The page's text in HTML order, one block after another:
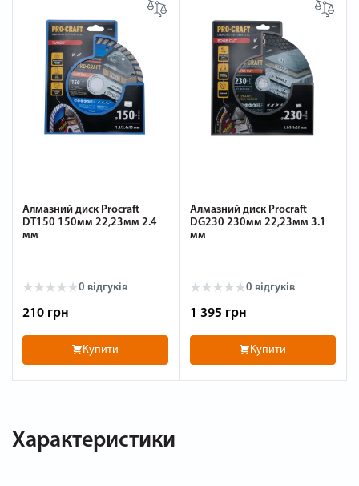
Алмазний диск Procraft
DT150 150мм 22,23мм 2.4
мм
0 відгуків
210 грн
Купити
Алмазний диск Procraft
DG230 230мм 22,23мм 3.1
мм
0 відгуків
1 395 грн
Купити
Характеристики